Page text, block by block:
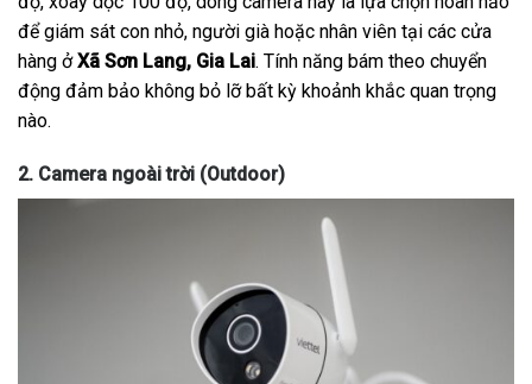
để giám sát con nhỏ, người già hoặc nhân viên tại các cửa
hàng ởXã Sơn Lang, Gia Lai. Tính năng bám theo chuyển
động đảm bảo không bỏ lỡ bất kỳ khoảnh khắc quan trọng
nào.
2. Camera ngoài trời (Outdoor)